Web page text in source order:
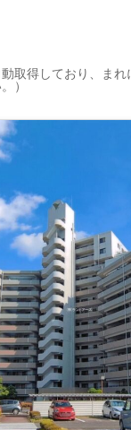
取得しており、ま
）